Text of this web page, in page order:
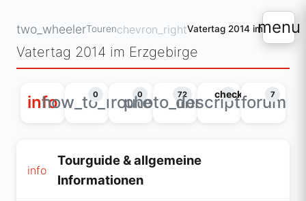
menu
two_wheelerTourenchevron_rightVatertag 2014 im
Vatertag 2014 im Erzgebirge
infohow_to_reg
0 route
0
photo_library
72
description
checkforum
7
info
Tourguide & allgemeine
Informationen